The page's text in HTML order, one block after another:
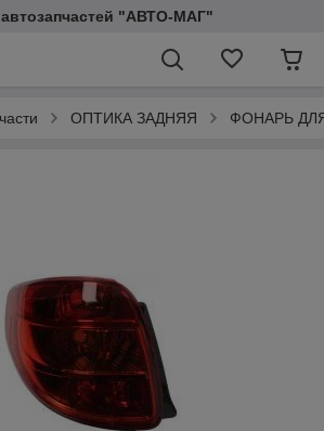
автозапчастей "АВТО-МАГ"
ОПТИКА ЗАДНЯЯ ФОНАРЬ